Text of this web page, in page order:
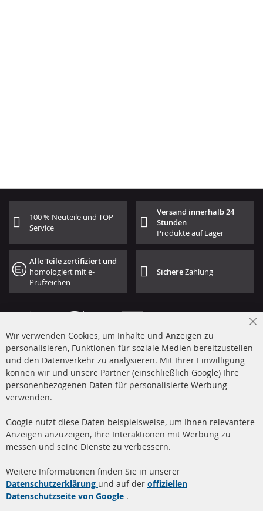
100 % Neuteile und TOP
Service
Versand innerhalb 24
Stunden
Produkte auf Lager
Alle Teile zertifiziert und
homologiert mit e-
Prüfzeichen
SichereZahlung
+49 (0) 4533 799 00 0
Mo-Do: 09-17 Uhr, Fr 09-16 Uhr
info@contra-automotive.de
facebook
instagram
Quick Links
Dieselpartikelfilter (DPF)
Dieselpartikelfilter
Kundenservice
Über uns
Wir verwenden Cookies, um Inhalte und Anzeigen zu
personalisieren, Funktionen für soziale Medien bereitzustellen
und den Datenverkehr zu analysieren. Mit Ihrer Einwilligung
können wir und unsere Partner (einschließlich Google) Ihre
personenbezogenen Daten für personalisierte Werbung
verwenden.
Google nutzt diese Daten beispielsweise, um Ihnen relevantere
Anzeigen anzuzeigen, Ihre Interaktionen mit Werbung zu
messen und seine Dienste zu verbessern.
Weitere Informationen finden Sie in unserer
Datenschutzerklärung und auf der offiziellen
Datenschutzseite von Google .